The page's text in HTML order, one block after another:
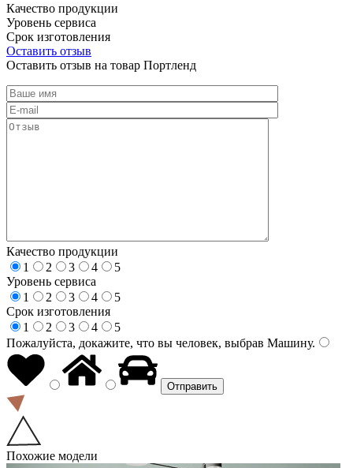
Качество продукции
Уровень сервиса
Срок изготовления
Оставить отзыв
Оставить отзыв на товар Портленд
Качество продукции
1
2 3 4
5
Уровень сервиса
1
2 3 4
5
Срок изготовления
1
2 3 4
5
Пожалуйста, докажите, что вы человек, выбрав Машину.
Похожие модели